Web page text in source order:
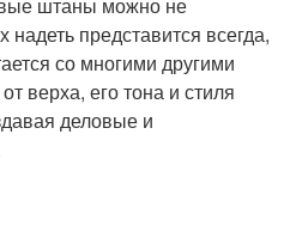
штаны можно не
надеть представится всегда,
со многими другими
верха, его тона и стиля
деловые и